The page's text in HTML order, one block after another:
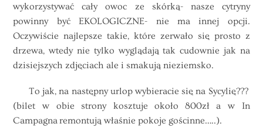
wykorzystywać cały owoc ze skórką- nasze cytryny
powinny być EKOLOGICZNE- nie ma innej opcji.
Oczywiście najlepsze takie, które zerwało się prosto z
drzewa, wtedy nie tylko wyglądają tak cudownie jak na
dzisiejszych zdjęciach ale i smakują nieziemsko.
To jak, na następny urlop wybieracie się na Sycylię???
(bilet w obie strony kosztuje około 800zł a w In
Campagna remontują właśnie pokoje gościnne…..).